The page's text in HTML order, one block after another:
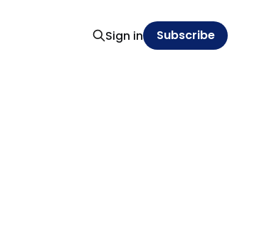
Sign in Subscribe